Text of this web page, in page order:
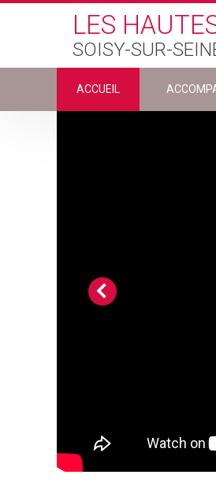
Skip to main content
LES
SOISY-SUR-
ACCUEIL